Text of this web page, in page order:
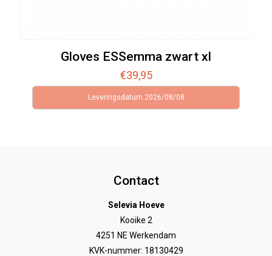
Gloves ESSemma zwart xl
€39,95
Leveringsdatum 2026/08/08
Contact
Selevia Hoeve
Kooike 2
4251 NE Werkendam
KVK-nummer: 18130429